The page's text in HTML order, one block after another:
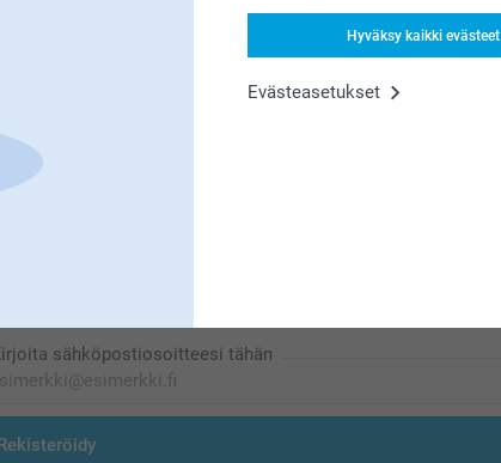
Hyväksy kaikki evästeet
Evästeasetukset
sähköpostiosoitteesi tähän